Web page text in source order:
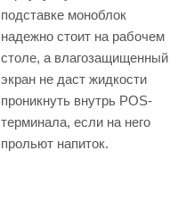
подставке моноблок
надежно стоит на рабочем
столе, а влагозащищенный
экран не даст жидкости
проникнуть внутрь POS-
терминала, если на него
прольют напиток.